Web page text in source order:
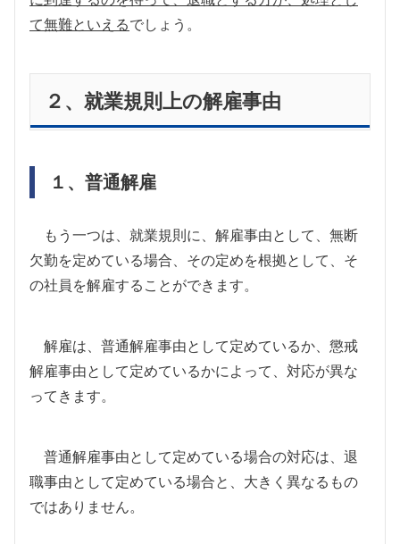
て無難といえるでしょう。
２、就業規則上の解雇事由
１、普通解雇
もう一つは、就業規則に、解雇事由として、無断
欠勤を定めている場合、その定めを根拠として、そ
の社員を解雇することができます。
解雇は、普通解雇事由として定めているか、懲戒
解雇事由として定めているかによって、対応が異な
ってきます。
普通解雇事由として定めている場合の対応は、退
職事由として定めている場合と、大きく異なるもの
ではありません。